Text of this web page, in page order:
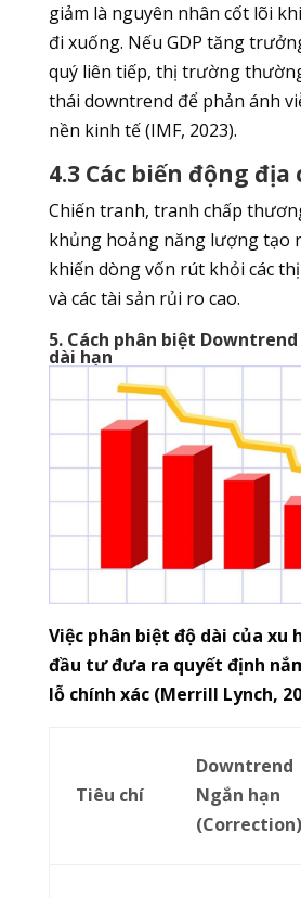
giảm là nguyên nhân cốt lõi
đi xuống. Nếu GDP tăng
quý liên tiếp, thị trường
thái downtrend để phản ánh
nền kinh tế (IMF, 2023).
4.3 Các biến động
Chiến tranh, tranh chấp
khủng hoảng năng lượng tạo
khiến dòng vốn rút khỏi các
và các tài sản rủi ro cao.
5. Cách phân biệt
dài hạn
Việc phân biệt độ dài của xu
đầu tư đưa ra quyết định
lỗ chính xác (Merrill Lynch,
Tiêu chí
Downtrend
Ngắn hạn
(Correction)